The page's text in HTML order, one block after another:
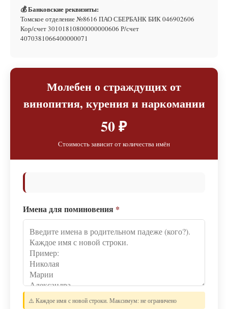
💰 Банковские реквизиты:
Томское отделение №8616 ПАО СБЕРБАНК БИК 046902606
Кор/счет 30101810800000000606 Р/счет
4070381066400000071
Молебен о страждущих от
винопития, курения и наркомании
50 ₽
Стоимость зависит от количества имён
Имена для поминовения *
⚠️ Каждое имя с новой строки. Максимум: не ограничено